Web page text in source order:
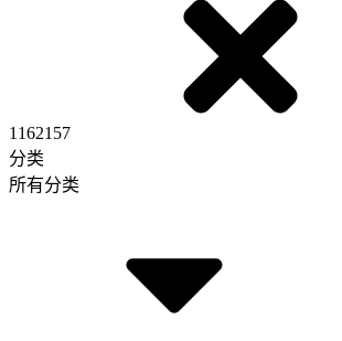
1162157
分类
所有分类